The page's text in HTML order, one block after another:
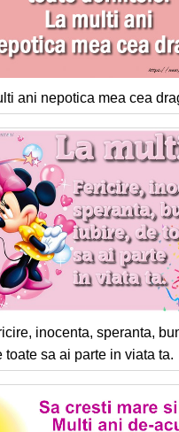
ani nepotica mea cea
inocenta, speranta,
toate sa ai parte in viata ta.